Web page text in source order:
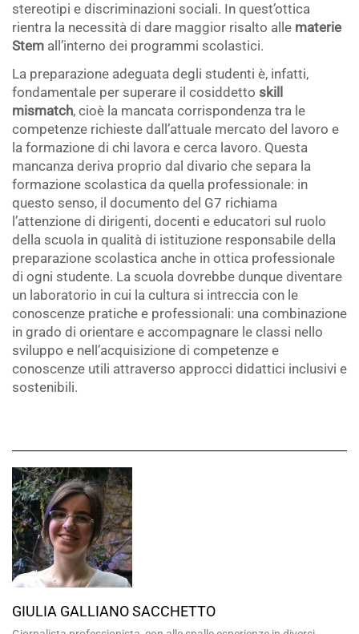
stereotipi e discriminazioni sociali. In quest’ottica
rientra la necessità di dare maggior risalto alle materie
Stem all’interno dei programmi scolastici.
La preparazione adeguata degli studenti è, infatti,
fondamentale per superare il cosiddetto skill
mismatch, cioè la mancata corrispondenza tra le
competenze richieste dall’attuale mercato del lavoro e
la formazione di chi lavora e cerca lavoro. Questa
mancanza deriva proprio dal divario che separa la
formazione scolastica da quella professionale: in
questo senso, il documento del G7 richiama
l’attenzione di dirigenti, docenti e educatori sul ruolo
della scuola in qualità di istituzione responsabile della
preparazione scolastica anche in ottica professionale
di ogni studente. La scuola dovrebbe dunque diventare
un laboratorio in cui la cultura si intreccia con le
conoscenze pratiche e professionali: una combinazione
in grado di orientare e accompagnare le classi nello
sviluppo e nell’acquisizione di competenze e
conoscenze utili attraverso approcci didattici inclusivi e
sostenibili.
GIULIA GALLIANO SACCHETTO